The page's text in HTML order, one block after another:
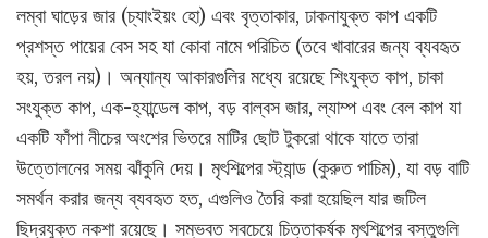
লম্বা ঘাড়ের জার (চ্যাংইয়ং হো) এবং বৃত্তাকার, ঢাকনাযুক্ত কাপ একটি
প্রশস্ত পায়ের বেস সহ যা কোবা নামে পরিচিত (তবে খাবারের জন্য ব্যবহৃত
হয়, তরল নয়)। অন্যান্য আকারগুলির মধ্যে রয়েছে শিংযুক্ত কাপ, চাকা
সংযুক্ত কাপ, এক-হ্যান্ডেল কাপ, বড় বাল্বস জার, ল্যাম্প এবং বেল কাপ যা
একটি ফাঁপা নীচের অংশের ভিতরে মাটির ছোট টুকরো থাকে যাতে তারা
উত্তোলনের সময় ঝাঁকুনি দেয়। মৃৎশিল্পের স্ট্যান্ড (কুরুত পাচিম), যা বড় বাটি
সমর্থন করার জন্য ব্যবহৃত হত, এগুলিও তৈরি করা হয়েছিল যার জটিল
ছিদ্রযুক্ত নকশা রয়েছে। সম্ভবত সবচেয়ে চিত্তাকর্ষক মৃৎশিল্পের বস্তুগুলি